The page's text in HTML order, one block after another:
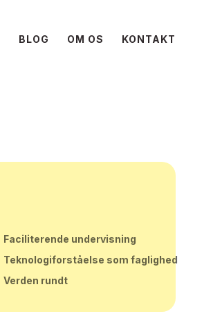
BLOG OM OS KONTAKT
Faciliterende undervisning
Teknologiforståelse som faglighed
Verden rundt